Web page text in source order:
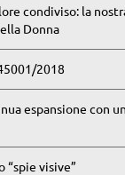
condiviso: la
Donna
2018
espansione con
“spie visive”